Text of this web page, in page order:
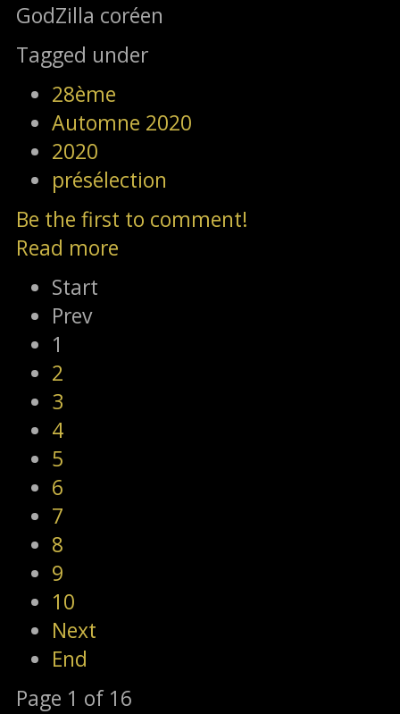
GodZilla coréen
Tagged under
28ème
Automne 2020
2020
présélection
Be the first to comment!
Read more
Start
Prev
1
2
3
4
5
6
7
8
9
10
Next
End
Page 1 of 16